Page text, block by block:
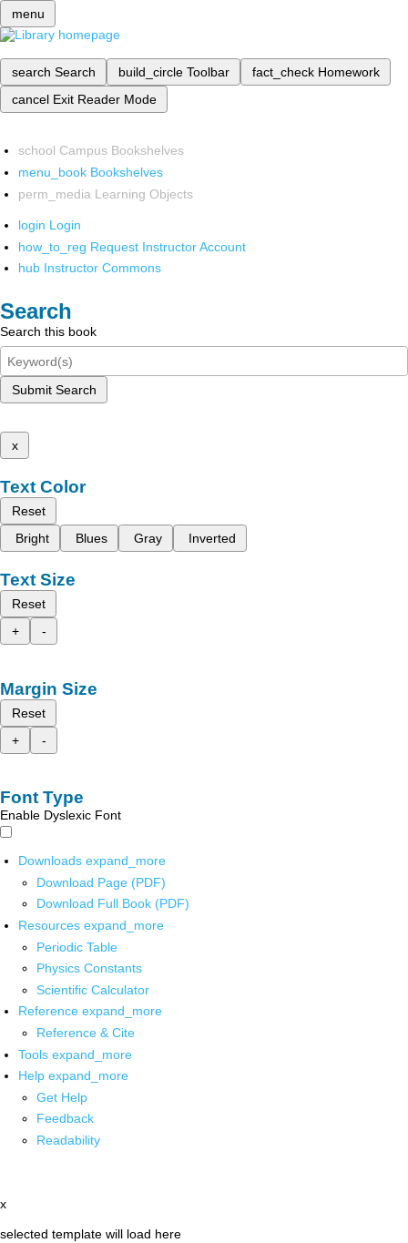
menu
search Search build_circle Toolbar fact_check Homework
cancel Exit Reader Mode
school Campus Bookshelves
menu_book Bookshelves
perm_media Learning Objects
login Login
how_to_reg Request Instructor Account
hub Instructor Commons
Search
Search this book
Submit Search
x
Text Color
Reset
Bright
Blues Gray Inverted
Text Size
Reset
+
-
Margin Size
Reset
+
-
Font Type
Enable Dyslexic Font
Downloads expand_more
Download Page (PDF)
Download Full Book (PDF)
Resources expand_more
Periodic Table
Physics Constants
Scientific Calculator
Reference expand_more
Reference & Cite
Tools expand_more
Help expand_more
Get Help
Feedback
Readability
x
selected template will load here